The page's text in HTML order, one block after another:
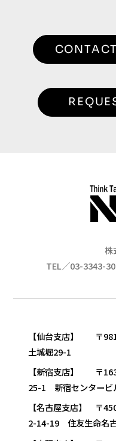
CONTACT
株
TEL／03-3343-
【仙台支店】 〒
土城堀29-1
【新宿支店】 〒
25-1 新宿センタービ
【名古屋支店】 〒
2-14-19 住友生命名